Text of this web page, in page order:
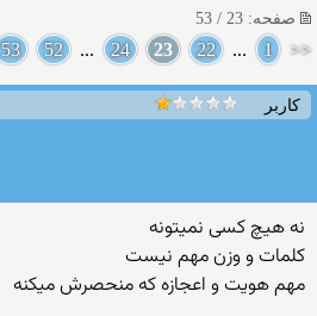
صفحه: 23 / 53
<<
1
...
22
23
24
...
52
53
کاربر
نه هیچ کسی نمیتونه
کلمات و وزن مهم نیست
مهم هویت و اعجازه که منحصرش میکنه